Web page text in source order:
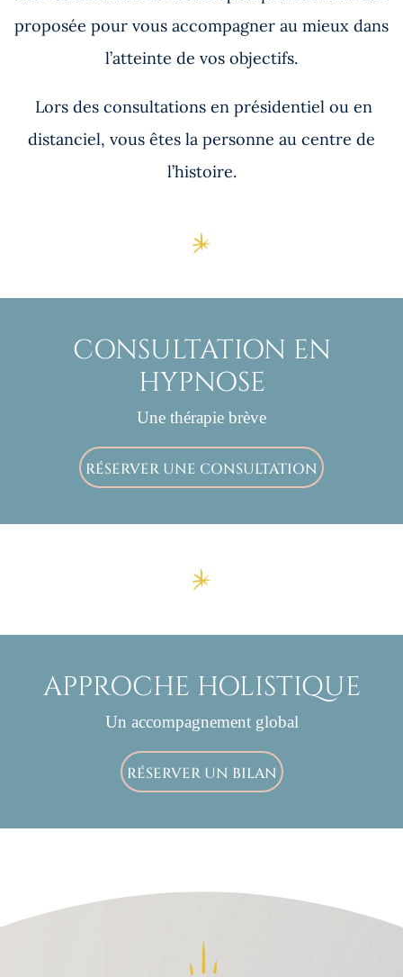
proposée pour vous accompagner au mieux dans
l’atteinte de vos objectifs.
Lors des consultations en présidentiel ou en
distanciel, vous êtes la personne au centre de
l’histoire.
CONSULTATION EN
HYPNOSE
Une thérapie brève
RÉSERVER UNE CONSULTATION
APPROCHE HOLISTIQUE
Un accompagnement global
RÉSERVER UN BILAN